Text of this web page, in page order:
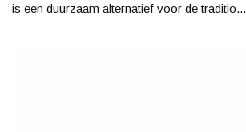
is een duurzaam alternatief voor de traditio...